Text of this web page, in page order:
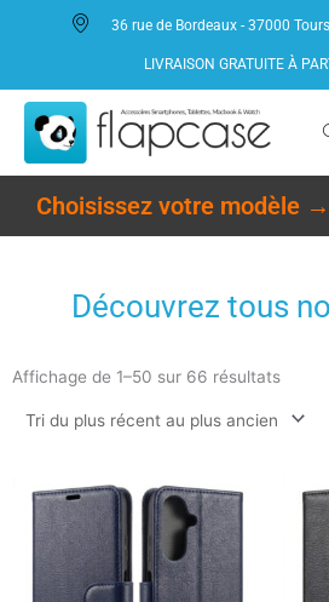
36 rue de Bordeaux - 37000 Tours
LIVRAISON GRATUITE À
Choisissez votre modèle →
Découvrez tous
Affichage de 1–50 sur 66 résultatsdu
au